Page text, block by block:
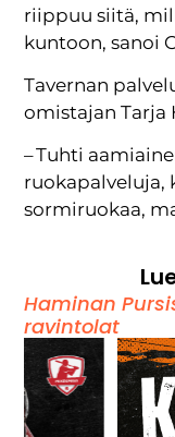
riippuu siitä,
kuntoon, sanoi
Tavernan
omistajan Tarja
– Tuhti
ruokapalveluja,
sormiruokaa,
Haminan
ravintolat